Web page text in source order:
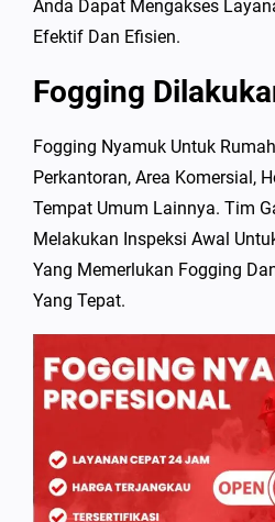
Anda Dapat Mengakses
Efektif Dan Efisien.
Fogging
Fogging Nyamuk Untuk
Perkantoran, Area Komersial,
Tempat Umum Lainnya. Tim
Melakukan Inspeksi Awal
Yang Memerlukan Fogging
Yang Tepat.